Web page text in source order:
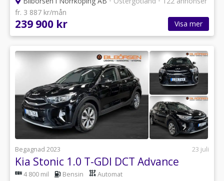
fr. 3 887 kr/mån
239 900 kr Visa mer
Begagnad 2023 23 juli
Kia Stonic 1.0 T-GDI DCT Advance
4 800 mil Bensin Automat